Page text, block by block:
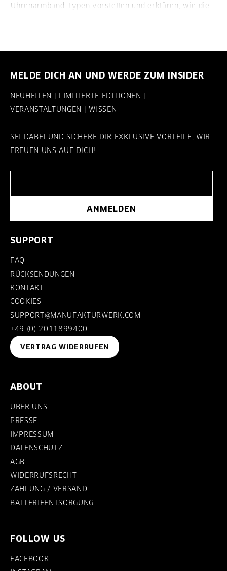
Uhrenarmband-Typen vorstellen und erklären, wie die
MELDE DICH AN UND WERDE ZUM INSIDER
NEUHEITEN | LIMITIERTE EDITIONEN |
VERANSTALTUNGEN | WISSEN
SEI DABEI UND SICHERE DIR EXKLUSIVE VORTEILE, WIR
FREUEN UNS AUF DICH!
ANMELDEN
SUPPORT
FAQ
RÜCKSENDUNGEN
KONTAKT
COOKIES
SUPPORT@MANUFAKTURWERK.COM
+49 (0) 2011899400
VERTRAG WIDERRUFEN
ABOUT
ÜBER UNS
PRESSE
IMPRESSUM
DATENSCHUTZ
AGB
WIDERRUFSRECHT
ZAHLUNG / VERSAND
BATTERIEENTSORGUNG
FOLLOW US
FACEBOOK